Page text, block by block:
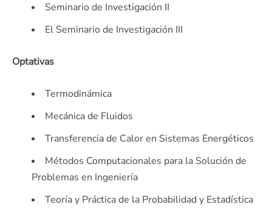
Seminario de Investigación II
El Seminario de Investigación III
Optativas
Termodinámica
Mecánica de Fluidos
Transferencia de Calor en Sistemas Energéticos
Métodos Computacionales para la Solución de
Problemas en Ingeniería
Teoría y Práctica de la Probabilidad y Estadística